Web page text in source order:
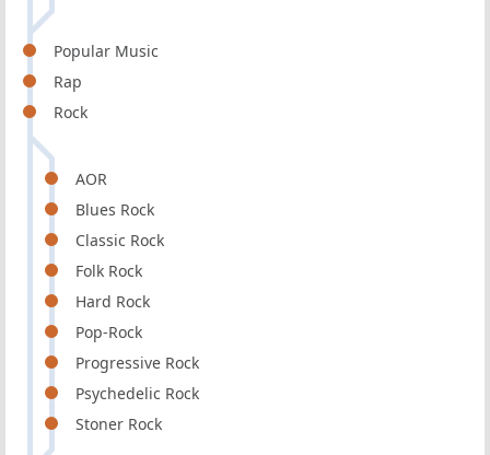
Popular Music
Rap
Rock
AOR
Blues Rock
Classic Rock
Folk Rock
Hard Rock
Pop-Rock
Progressive Rock
Psychedelic Rock
Stoner Rock